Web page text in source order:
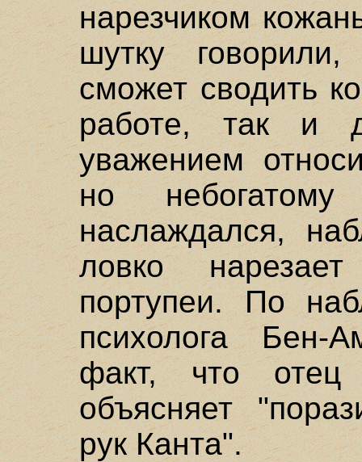
нарезчиком
шутку
сможет сводить
работе, так и
уважением
но
наслаждался,
ловко
портупеи. По
психолога
факт, что
объясняет
рук Канта".